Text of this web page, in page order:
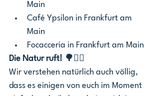
Main
Café Ypsilon in Frankfurt am
Main
Focacceria in Frankfurt am Main
Die Natur ruft! 🌳🚶‍♀️
Wir verstehen natürlich auch völlig,
dass es einigen von euch im Moment